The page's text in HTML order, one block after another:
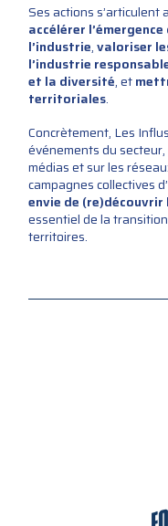
Ses actions s’articulent
accélérer
l’industrie,valoriser
l’industrie
et la diversité, et
territoriales.
Concrètement, Les
événements du
médias et sur les
campagnes collectives
envie de
essentiel de la
territoires.